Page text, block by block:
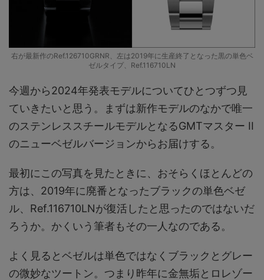
右が最新作のRef.126710GRNR、左は2019年に生産終了となった黒の単色ベ
ゼルタイプ、Ref.116710LN
今週から2024年発表モデルについてひとつずつ見
ていきたいと思う。まずは新作モデルのなかで唯一
のステンレススチールモデルとなるGMTマスター II
のニューベゼルバージョンからお届けする。
最初にこの写真を見たときに、おそらくほとんどの
方は、2019年に廃番となったブラックの単色ベゼ
ル、Ref.116710LNが復活したと思ったのではないだ
ろうか。かくいう筆者もその一人なのである。
よく見るとベゼルは単色ではなくブラックとグレー
の微妙なツートン。つまり昨年に金無垢とロレゾー